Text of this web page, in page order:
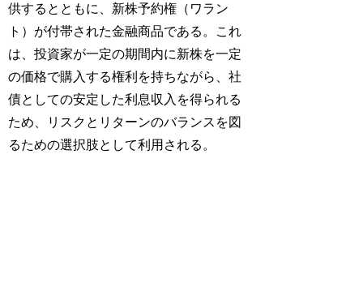
供するとともに、新株予約権（ワラン
ト）が付帯された金融商品である。これ
は、投資家が一定の期間内に新株を一定
の価格で購入する権利を持ちながら、社
債としての安定した利息収入を得られる
ため、リスクとリターンのバランスを図
るための選択肢として利用される。